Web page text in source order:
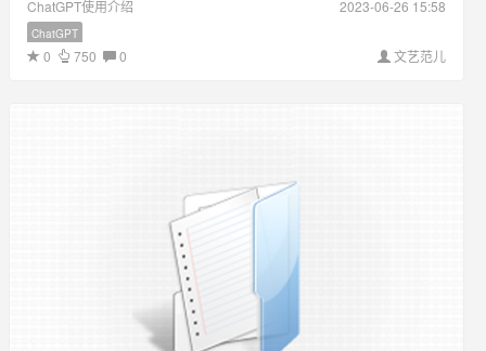
ChatGPT使用介绍 2023-06-26 15:58
ChatGPT
文艺范儿
0 750 0